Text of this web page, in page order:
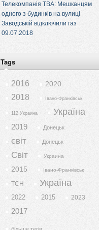
Телекомпанія ТВА: Мешканцям
одного з будинків на вулиці
Заводській відключили газ
09.07.2018
Tags
2016 2020
2018 Івано-Франківськ
112 Украина Україна
2019 Донецьк
світ Донецьк
Світ Украина
2015 Івано-Франківськ
ТСН Україна
2022 2015 2023
2017